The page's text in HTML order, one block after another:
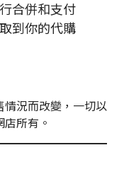
合併和支付
到你的代購
情況而改變，一切以
所有。